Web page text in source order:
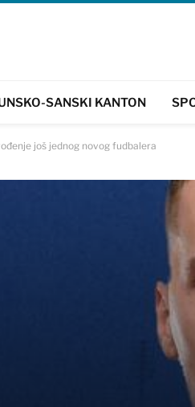
SANSKI KANTON
još jednog novog fudbalera